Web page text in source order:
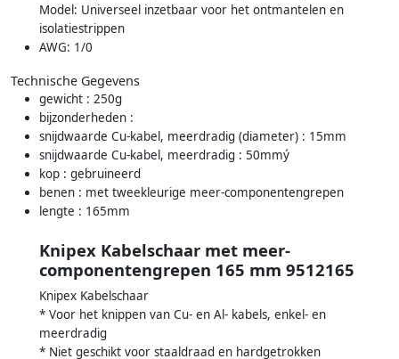
Model: Universeel inzetbaar voor het ontmantelen en
isolatiestrippen
AWG: 1/0
Technische Gegevens
gewicht : 250g
bijzonderheden :
snijdwaarde Cu-kabel, meerdradig (diameter) : 15mm
snijdwaarde Cu-kabel, meerdradig : 50mmý
kop : gebruineerd
benen : met tweekleurige meer-componentengrepen
lengte : 165mm
Knipex Kabelschaar met meer-
componentengrepen 165 mm 9512165
Knipex Kabelschaar
* Voor het knippen van Cu- en Al- kabels, enkel- en
meerdradig
* Niet geschikt voor staaldraad en hardgetrokken